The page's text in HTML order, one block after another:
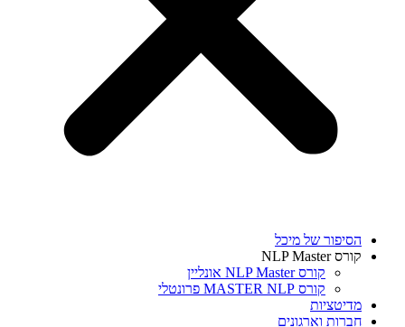
הסיפור של מיכל
קורס NLP Master
קורס NLP Master אונליין
קורס MASTER NLP פרונטלי
מדיטציות
חברות וארגונים